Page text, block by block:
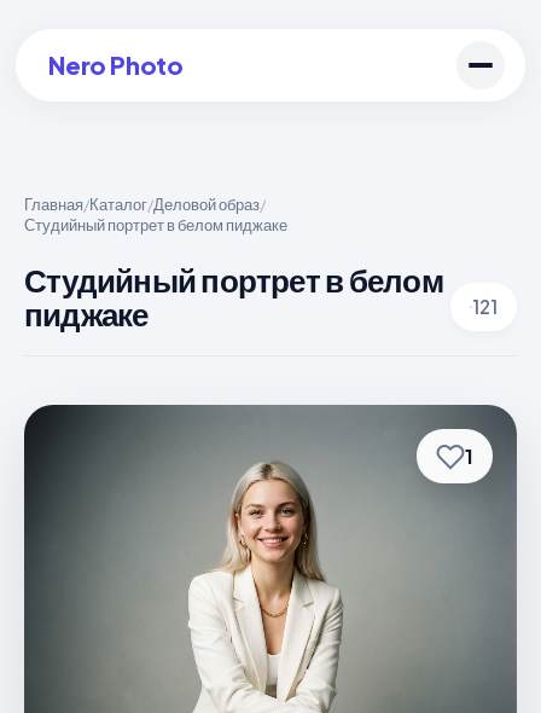
Nero Photo
Войти в аккаунт
Создать арт
Главная/Каталог/Деловой образ/
Студийный портрет в белом пиджаке
Студийный портрет в белом
пиджаке
121
1